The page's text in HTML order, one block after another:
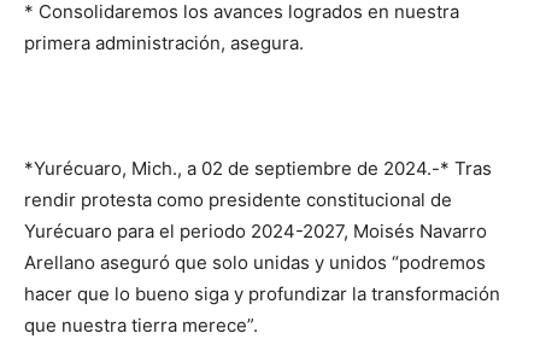
* Consolidaremos los avances logrados en nuestra
primera administración, asegura.
*Yurécuaro, Mich., a 02 de septiembre de 2024.-* Tras
rendir protesta como presidente constitucional de
Yurécuaro para el periodo 2024-2027, Moisés Navarro
Arellano aseguró que solo unidas y unidos “podremos
hacer que lo bueno siga y profundizar la transformación
que nuestra tierra merece”.